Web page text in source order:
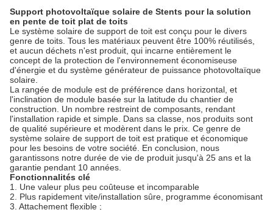
Support photovoltaïque solaire de Stents pour la solution
en pente de toit plat de toits
Le système solaire de support de toit est conçu pour le divers
genre de toits. Tous les matériaux peuvent être 100% réutilisés,
et aucun déchets n'est produit, qui incarne entièrement le
concept de la protection de l'environnement économiseuse
d'énergie et du système générateur de puissance photovoltaïque
solaire.
La rangée de module est de préférence dans horizontal, et
l'inclination de module basée sur la latitude du chantier de
construction. Un nombre restreint de composants, rendant
l'installation rapide et simple. Dans sa classe, nos produits sont
de qualité supérieure et modèrent dans le prix. Ce genre de
système solaire de support de toit est pratique et économique
pour les besoins de votre société. En conclusion, nous
garantissons notre durée de vie de produit jusqu'à 25 ans et la
garantie pendant 10 années.
Fonctionnalités clé
1. Une valeur plus peu coûteuse et incomparable
2. Plus rapidement vite/installation sûre, programme économisant
3. Attachement flexible ;